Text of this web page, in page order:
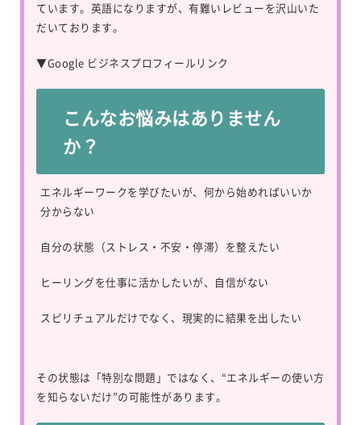
ています。英語になりますが、有難いレビューを沢山いた
だいております。
▼Google ビジネスプロフィールリンク
こんなお悩みはありません
か？
エネルギーワークを学びたいが、何から始めればいいか
分からない
自分の状態（ストレス・不安・停滞）を整えたい
ヒーリングを仕事に活かしたいが、自信がない
スピリチュアルだけでなく、現実的に結果を出したい
その状態は「特別な問題」ではなく、“エネルギーの使い方
を知らないだけ”の可能性があります。